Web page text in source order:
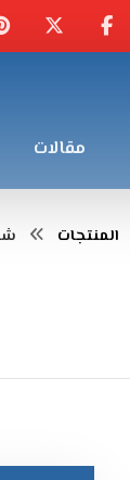
مقالات
المنتجات